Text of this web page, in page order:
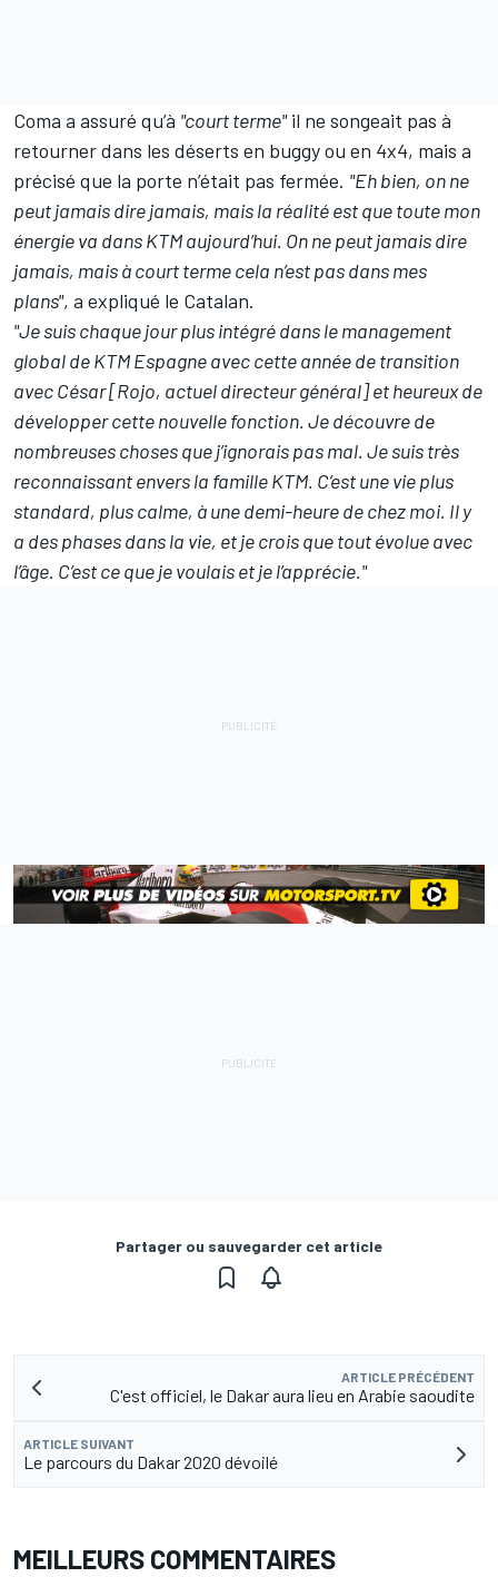
Coma a assuré qu’à "court terme"il ne songeait pas à
retourner dans les déserts en buggy ou en 4x4, mais a
précisé que la porte n’était pas fermée. "Eh bien, on ne
peut jamais dire jamais, mais la réalité est que toute mon
énergie va dans KTM aujourd’hui. On ne peut jamais dire
jamais, mais à court terme cela n’est pas dans mes
plans", a expliqué le Catalan.
"Je suis chaque jour plus intégré dans le management
global de KTM Espagne avec cette année de transition
avec César [Rojo, actuel directeur général] et heureux de
développer cette nouvelle fonction. Je découvre de
nombreuses choses que j’ignorais pas mal. Je suis très
reconnaissant envers la famille KTM. C’est une vie plus
standard, plus calme, à une demi-heure de chez moi. Il y
a des phases dans la vie, et je crois que tout évolue avec
l’âge. C’est ce que je voulais et je l’apprécie."
Partager ou sauvegarder cet article
ARTICLE PRÉCÉDENT
C'est officiel, le Dakar aura lieu en Arabie saoudite
ARTICLE SUIVANT
Le parcours du Dakar 2020 dévoilé
MEILLEURS COMMENTAIRES